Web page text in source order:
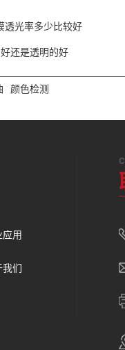
透光率多少比较好
还是透明的好
颜色检测
用
我们